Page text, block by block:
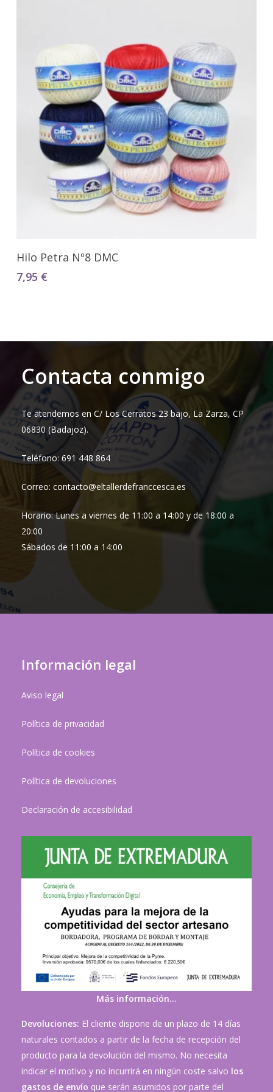
Seleccionar Opciones
Hilo Petra Nº8 DMC
7,95 €
Contacta conmigo
Te atendemos en C/ Los Cerratos 23 bajo, La Zarza, CP
06830 (Badajoz).
Teléfono: 691 448 864
Correo: contacto@eltallerdefranccesca.es
Horario: Lunes a viernes de 11:00 a 14:00 y de 18:00 a
20:00
Sábados de 11:00 a 14:00
Información legal
Aviso legal
Política de privacidad
Política de cookies
Política de devoluciones
Declaración de accesibilidad
Más información…
Devoluciones: El cliente dispone de un plazo de 14 días
naturales contados a partir de la fecha de recepción del
producto para la devolución del mismo. No necesita
indicar el motivo y no incurrirá en ningún coste salvo los
gastos de envío que serán asumidos por parte del